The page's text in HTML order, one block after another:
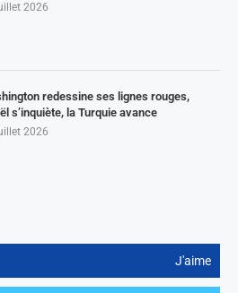
2026
redessine ses lignes rouges,
s’inquiète, la Turquie avance
2026
J'aime